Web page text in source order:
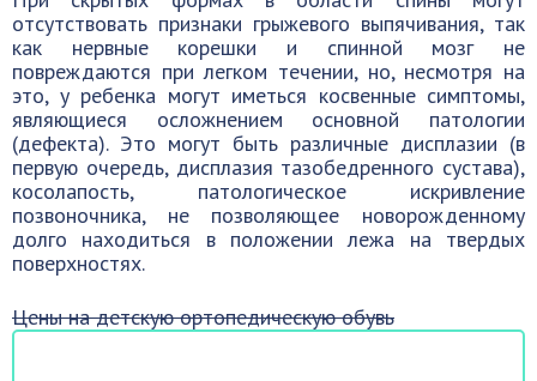
отсутствовать признаки грыжевого выпячивания, так
как нервные корешки и спинной мозг не
повреждаются при легком течении, но, несмотря на
это, у ребенка могут иметься косвенные симптомы,
являющиеся осложнением основной патологии
(дефекта). Это могут быть различные дисплазии (в
первую очередь, дисплазия тазобедренного сустава),
косолапость, патологическое искривление
позвоночника, не позволяющее новорожденному
долго находиться в положении лежа на твердых
поверхностях.
Цены на детскую ортопедическую обувь